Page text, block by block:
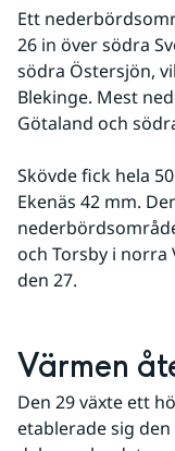
Ett
26 in över södra
södra Östersjön,
Blekinge. Mest
Götaland och
Skövde fick hela
Ekenäs 42 mm.
och Torsby i
den 27.
Värmen
Den 29 växte ett
etablerade sig